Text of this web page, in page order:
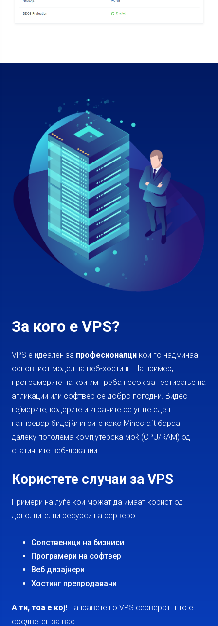
За кого е VPS?
VPS е идеален за професионалци кои го надминаа
основниот модел на веб-хостинг. На пример,
програмерите на кои им треба песок за тестирање на
апликации или софтвер се добро погодни. Видео
гејмерите, кодерите и играчите се уште еден
натпревар бидејќи игрите како Minecraft бараат
далеку поголема компјутерска моќ (CPU/RAM) од
статичните веб-локации.
Користете случаи за VPS
Примери на луѓе кои можат да имаат корист од
дополнителни ресурси на серверот.
Сопственици на бизниси
Програмери на софтвер
Веб дизајнери
Хостинг препродавачи
А ти, тоа е кој! Направете го VPS серверот што е
соодветен за вас.